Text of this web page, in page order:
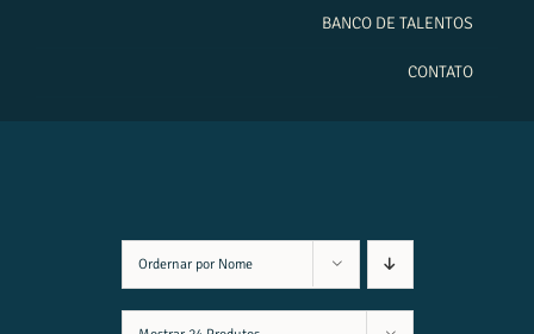
BANCO DE TALENTOS
CONTATO
Ordernar por Nome